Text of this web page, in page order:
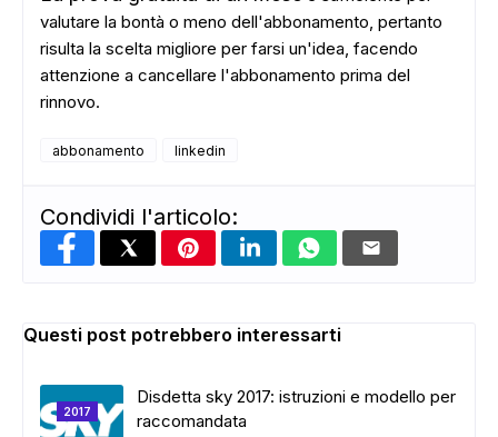
valutare la bontà o meno dell'abbonamento, pertanto
risulta la scelta migliore per farsi un'idea, facendo
attenzione a cancellare l'abbonamento prima del
rinnovo.
abbonamento linkedin
Condividi l'articolo:
Questi post potrebbero interessarti
2017
Disdetta sky 2017: istruzioni e modello per
raccomandata